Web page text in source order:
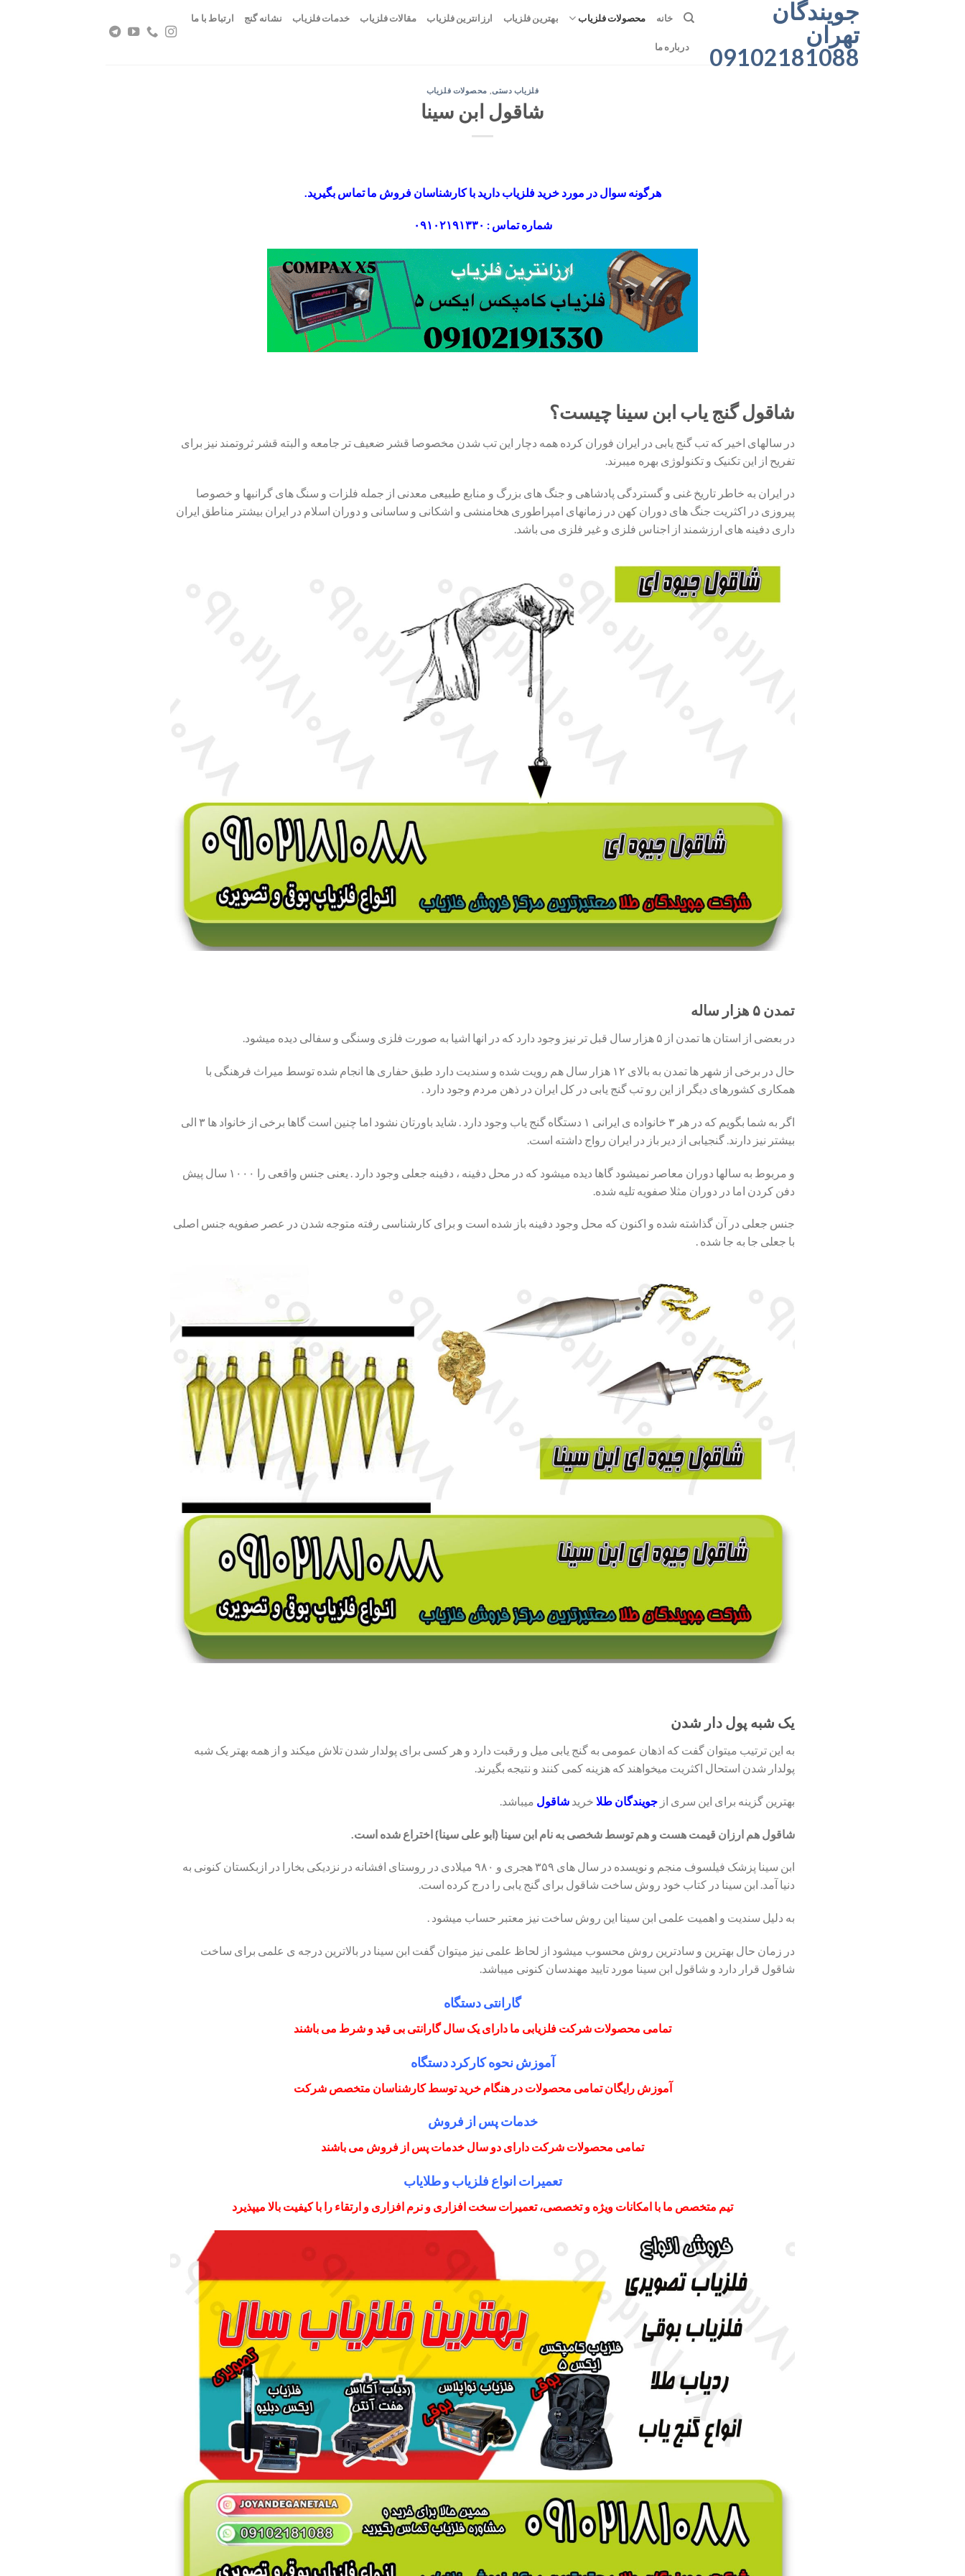
جویندگان
تهران
09102181088
خانه محصولات فلزیاب بهترین فلزیاب ارزانترین فلزیاب مقالات فلزیاب خدمات فلزیاب نشانه گنج ارتباط با ما
درباره ما
فلزیاب دستی, محصولات فلزیاب
شاقول ابن سینا
هرگونه سوال در مورد خرید فلزیاب دارید با کارشناسان فروش ما تماس بگیرید.
شماره تماس : ۰۹۱۰۲۱۹۱۳۳۰
شاقول گنج یاب ابن سینا چیست؟
در سالهای اخیر که تب گنج یابی در ایران فوران کرده همه دچار این تب شدن مخصوصا قشر ضعیف تر جامعه و البته قشر ثروتمند نیز برای
تفریح از این تکنیک و تکنولوژی بهره میبرند.
در ایران به خاطر تاریخ غنی و گستردگی پادشاهی و جنگ های بزرگ و منابع طبیعی معدنی از جمله فلزات و سنگ های گرانبها و خصوصا
پیروزی در اکثریت جنگ های دوران کهن در زمانهای امپراطوری هخامنشی و اشکانی و ساسانی و دوران اسلام در ایران بیشتر مناطق ایران
داری دفینه های ارزشمند از اجناس فلزی و غیر فلزی می باشد.
تمدن ۵ هزار ساله
در بعضی از استان ها تمدن از ۵ هزار سال قبل تر نیز وجود دارد که در انها اشیا به صورت فلزی وسنگی و سفالی دیده میشود.
حال در برخی از شهر ها تمدن به بالای ۱۲ هزار سال هم رویت شده و سندیت دارد طبق حفاری ها انجام شده توسط میراث فرهنگی با
همکاری کشورهای دیگر از این رو تب گنج یابی در کل ایران در ذهن مردم وجود دارد .
اگر به شما بگویم که در هر ۳ خانواده ی ایرانی ۱ دستگاه گنج یاب وجود دارد . شاید باورتان نشود اما چنین است گاها برخی از خانواد ها ۳ الی
بیشتر نیز دارند. گنجیابی از دیر باز در ایران رواج داشته است.
و مربوط به سالها دوران معاصر نمیشود گاها دیده میشود که در محل دفینه ، دفینه جعلی وجود دارد . یعنی جنس واقعی را ۱۰۰۰ سال پیش
دفن کردن اما در دوران مثلا صفویه تلیه شده.
جنس جعلی در آن گذاشته شده و اکنون که محل وجود دفینه باز شده است و برای کارشناسی رفته متوجه شدن در عصر صفویه جنس اصلی
با جعلی جا به جا شده .
یک شبه پول دار شدن
به این ترتیب میتوان گفت که اذهان عمومی به گنج یابی میل و رقبت دارد و هر کسی برای پولدار شدن تلاش میکند و از همه بهتر یک شبه
پولدار شدن استحال اکثریت میخواهند که هزینه کمی کنند و نتیجه بگیرند.
بهترین گزینه برای این سری از جویندگان طلا خرید شاقول میباشد.
شاقول هم ارزان قیمت هست و هم توسط شخصی به نام ابن سینا {ابو علی سینا} اختراع شده است.
ابن سینا پزشک فیلسوف منجم و نویسده در سال های ۳۵۹ هجری و ۹۸۰ میلادی در روستای افشانه در نزدیکی بخارا در ازبکستان کنونی به
دنیا آمد. ابن سینا در کتاب خود روش ساخت شاقول برای گنج یابی را درج کرده است.
به دلیل سندیت و اهمیت علمی ابن سینا این روش ساخت نیز معتبر حساب میشود .
در زمان حال بهترین و سادترین روش محسوب میشود از لحاظ علمی نیز میتوان گفت ابن سینا در بالاترین درجه ی علمی برای ساخت
شاقول قرار دارد و شاقول ابن سینا مورد تایید مهندسان کنونی میباشد.
گارانتی دستگاه
تمامی محصولات شرکت فلزیابی ما دارای یک سال گارانتی بی قید و شرط می باشند
آموزش نحوه کارکرد دستگاه
آموزش رایگان تمامی محصولات در هنگام خرید توسط کارشناسان متخصص شرکت
خدمات پس از فروش
تمامی محصولات شرکت دارای دو سال خدمات پس از فروش می باشند
تعمیرات انواع فلزیاب و طلایاب
تیم متخصص ما با امکانات ویژه و تخصصی، تعمیرات سخت افزاری و نرم افزاری و ارتقاء را با کیفیت بالا میپذیرد